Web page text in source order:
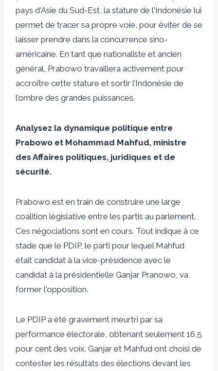
pays d'Asie du Sud-Est, la stature de l'Indonésie lui
permet de tracer sa propre voie, pour éviter de se
laisser prendre dans la concurrence sino-
américaine. En tant que nationaliste et ancien
général, Prabowo travaillera activement pour
accroître cette stature et sortir l’Indonésie de
l’ombre des grandes puissances.
Analysez la dynamique politique entre
Prabowo et Mohammad Mahfud, ministre
des Affaires politiques, juridiques et de
sécurité.
Prabowo est en train de construire une large
coalition législative entre les partis au parlement.
Ces négociations sont en cours. Tout indique à ce
stade que le PDIP, le parti pour lequel Mahfud
était candidat à la vice-présidence avec le
candidat à la présidentielle Ganjar Pranowo, va
former l'opposition.
Le PDIP a été gravement meurtri par sa
performance électorale, obtenant seulement 16,5
pour cent des voix. Ganjar et Mahfud ont choisi de
contester les résultats des élections devant les